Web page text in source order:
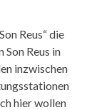
Reus“ die
Reus in
inzwischen
hier wollen